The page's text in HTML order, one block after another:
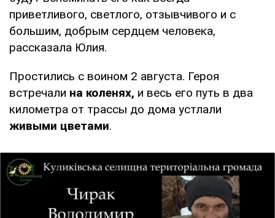
приветливого, светлого, отзывчивого и с
большим, добрым сердцем человека,
рассказала Юлия.
Простились с воином 2 августа. Героя
встречали на коленях, и весь его путь в два
километра от трассы до дома устлали
живыми цветами.